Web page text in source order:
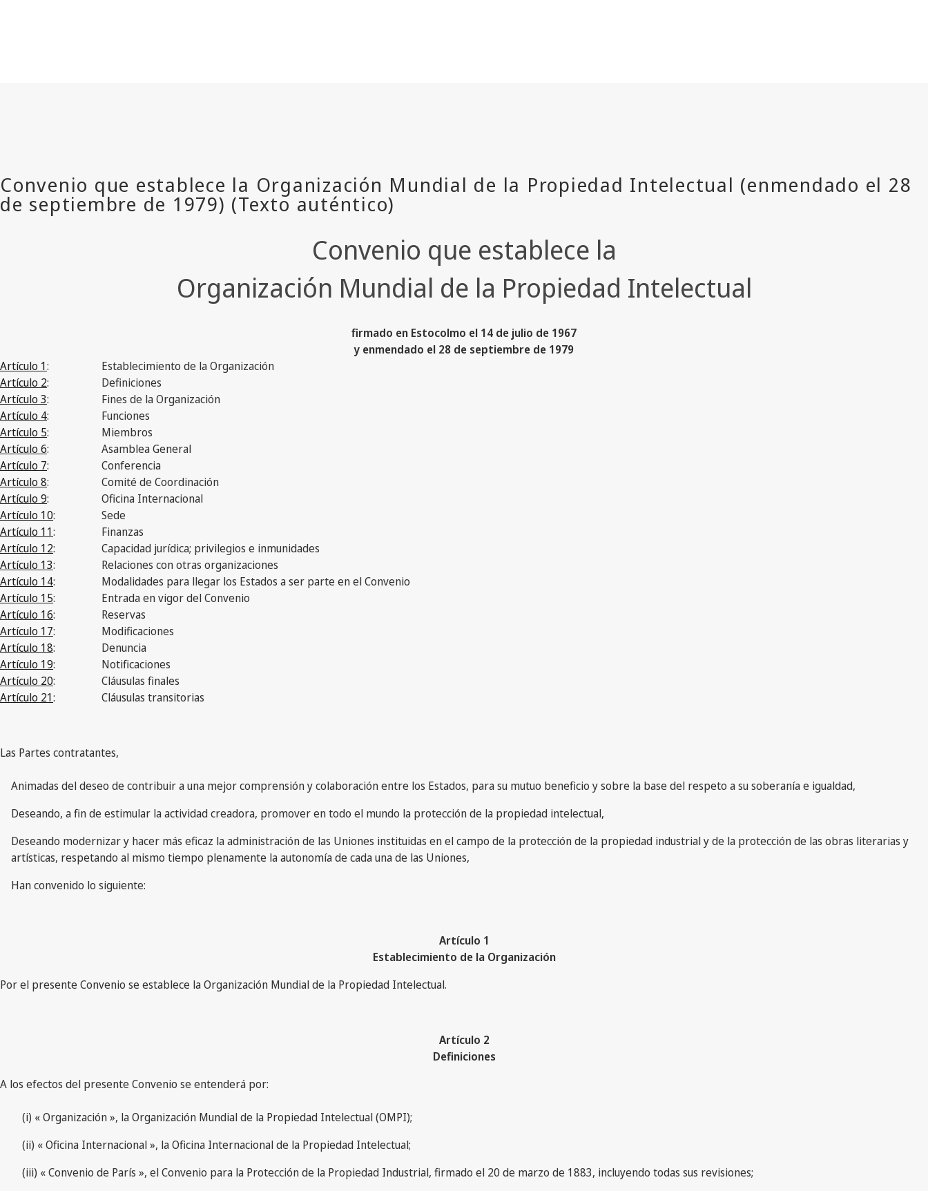
Convenio que establece la
Organización Mundial de la Propiedad Intelectual
firmado en Estocolmo el 14 de julio de 1967
y enmendado el 28 de septiembre de 1979
Artículo 1:
Establecimiento de la Organización
Artículo 2:
Definiciones
Artículo 3:
Fines de la Organización
Artículo 4:
Funciones
Artículo 5:
Miembros
Artículo 6:
Asamblea General
Artículo 7:
Conferencia
Artículo 8:
Comité de Coordinación
Artículo 9:
Oficina Internacional
Artículo 10:
Sede
Artículo 11:
Finanzas
Artículo 12:
Capacidad jurídica; privilegios e inmunidades
Artículo 13:
Relaciones con otras organizaciones
Artículo 14:
Modalidades para llegar los Estados a ser parte en el Convenio
Artículo 15:
Entrada en vigor del Convenio
Artículo 16:
Reservas
Artículo 17:
Modificaciones
Artículo 18:
Denuncia
Artículo 19:
Notificaciones
Artículo 20:
Cláusulas finales
Artículo 21: Cláusulas transitorias
Las Partes contratantes,
Animadas del deseo de contribuir a una mejor comprensión y colaboración entre los Estados, para su mutuo beneficio y sobre la base del respeto a su soberanía e igualdad,
Deseando, a fin de estimular la actividad creadora, promover en todo el mundo la protección de la propiedad intelectual,
Deseando modernizar y hacer más eficaz la administración de las Uniones instituidas en el campo de la protección de la propiedad industrial y de la protección de las obras literarias y
artísticas, respetando al mismo tiempo plenamente la autonomía de cada una de las Uniones,
Han convenido lo siguiente:
Artículo 1
Establecimiento de la Organización
Por el presente Convenio se establece la Organización Mundial de la Propiedad Intelectual.
Artículo 2
Definiciones
A los efectos del presente Convenio se entenderá por:
(i) « Organización », la Organización Mundial de la Propiedad Intelectual (OMPI);
(ii) « Oficina Internacional », la Oficina Internacional de la Propiedad Intelectual;
(iii) « Convenio de París », el Convenio para la Protección de la Propiedad Industrial, firmado el 20 de marzo de 1883, incluyendo todas sus revisiones;